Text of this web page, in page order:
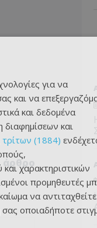
για να
και να
και δεδομένα
διαφημίσεων και
(1884)
χαρακτηριστικών
προμηθευτές
να αντιταχθείτε
οποιαδήποτε